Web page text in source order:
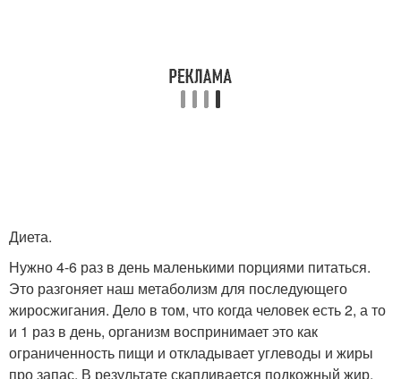
Диета.
Нужно 4-6 раз в день маленькими порциями питаться.
Это разгоняет наш метаболизм для последующего
жиросжигания. Дело в том, что когда человек есть 2, а то
и 1 раз в день, организм воспринимает это как
ограниченность пищи и откладывает углеводы и жиры
про запас. В результате скапливается подкожный жир.